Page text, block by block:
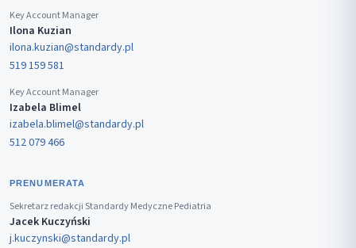
Key Account Manager
Ilona Kuzian
ilona.kuzian@standardy.pl
519 159 581
Key Account Manager
Izabela Blimel
izabela.blimel@standardy.pl
512 079 466
PRENUMERATA
Sekretarz redakcji Standardy Medyczne Pediatria
Jacek Kuczyński
j.kuczynski@standardy.pl